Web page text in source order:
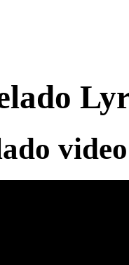
video